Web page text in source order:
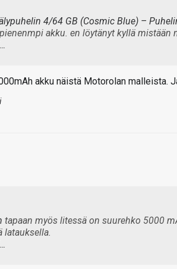
4/64 GB (Cosmic Blue) –
akku. en löytänyt kyllä mistään
akku näistä Motorolan malleista.
tapaan myös litessä on suurehko 5000
latauksella.